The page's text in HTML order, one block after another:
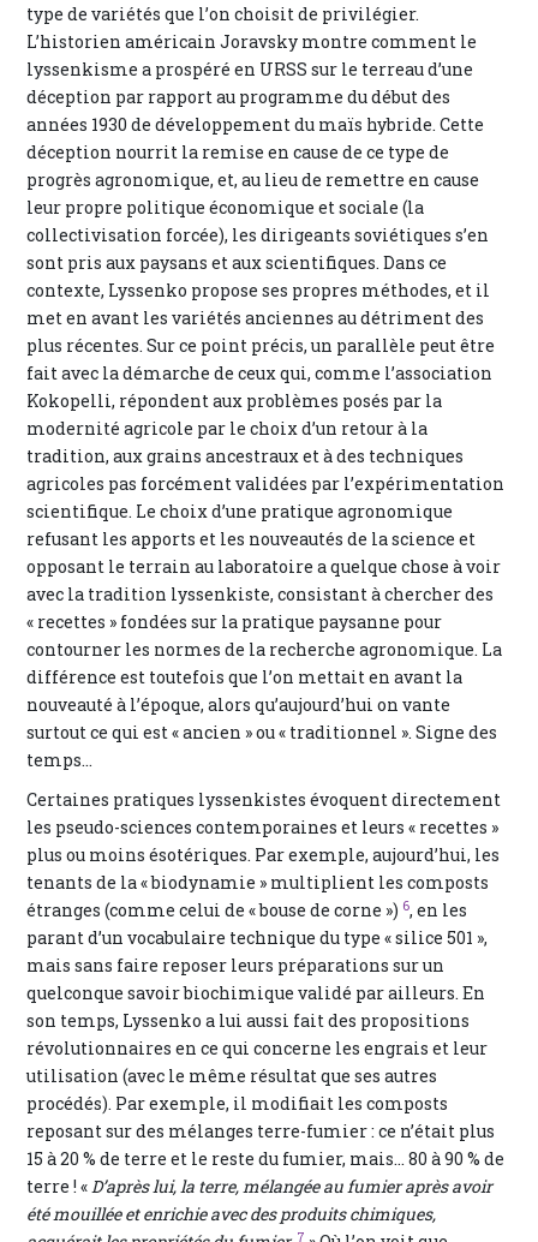
type de variétés que l’on choisit de privilégier.
L’historien américain Joravsky montre comment le
lyssenkisme a prospéré en URSS sur le terreau d’une
déception par rapport au programme du début des
années 1930 de développement du maïs hybride. Cette
déception nourrit la remise en cause de ce type de
progrès agronomique, et, au lieu de remettre en cause
leur propre politique économique et sociale (la
collectivisation forcée), les dirigeants soviétiques s’en
sont pris aux paysans et aux scientifiques. Dans ce
contexte, Lyssenko propose ses propres méthodes, et il
met en avant les variétés anciennes au détriment des
plus récentes. Sur ce point précis, un parallèle peut être
fait avec la démarche de ceux qui, comme l’association
Kokopelli, répondent aux problèmes posés par la
modernité agricole par le choix d’un retour à la
tradition, aux grains ancestraux et à des techniques
agricoles pas forcément validées par l’expérimentation
scientifique. Le choix d’une pratique agronomique
refusant les apports et les nouveautés de la science et
opposant le terrain au laboratoire a quelque chose à voir
avec la tradition lyssenkiste, consistant à chercher des
« recettes » fondées sur la pratique paysanne pour
contourner les normes de la recherche agronomique. La
différence est toutefois que l’on mettait en avant la
nouveauté à l’époque, alors qu’aujourd’hui on vante
surtout ce qui est « ancien » ou « traditionnel ». Signe des
temps…
Certaines pratiques lyssenkistes évoquent directement
les pseudo-sciences contemporaines et leurs « recettes »
plus ou moins ésotériques. Par exemple, aujourd’hui, les
tenants de la « biodynamie » multiplient les composts
étranges (comme celui de « bouse de corne ») 6, en les
parant d’un vocabulaire technique du type « silice 501 »,
mais sans faire reposer leurs préparations sur un
quelconque savoir biochimique validé par ailleurs. En
son temps, Lyssenko a lui aussi fait des propositions
révolutionnaires en ce qui concerne les engrais et leur
utilisation (avec le même résultat que ses autres
procédés). Par exemple, il modifiait les composts
reposant sur des mélanges terre-fumier : ce n’était plus
15 à 20 % de terre et le reste du fumier, mais… 80 à 90 % de
terre ! «D’après lui, la terre, mélangée au fumier après avoir
été mouillée et enrichie avec des produits chimiques,
7